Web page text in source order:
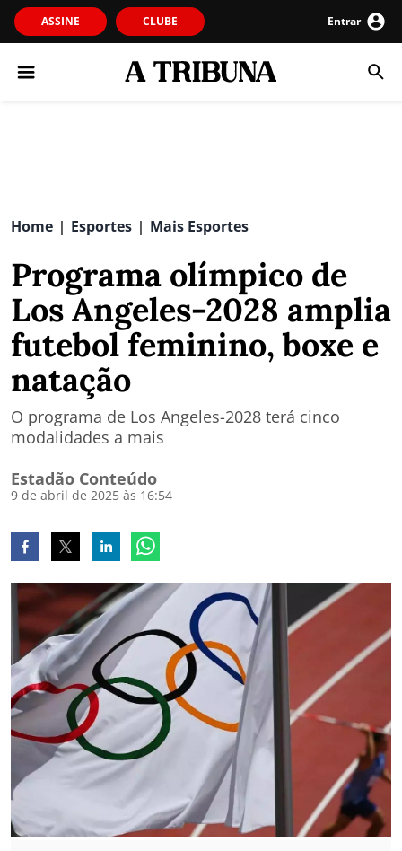
ASSINE CLUBE Entrar
Home | Esportes | Mais Esportes
Programa olímpico de
Los Angeles-2028 amplia
futebol feminino, boxe e
natação
O programa de Los Angeles-2028 terá cinco
modalidades a mais
Estadão Conteúdo
9 de abril de 2025 às 16:54